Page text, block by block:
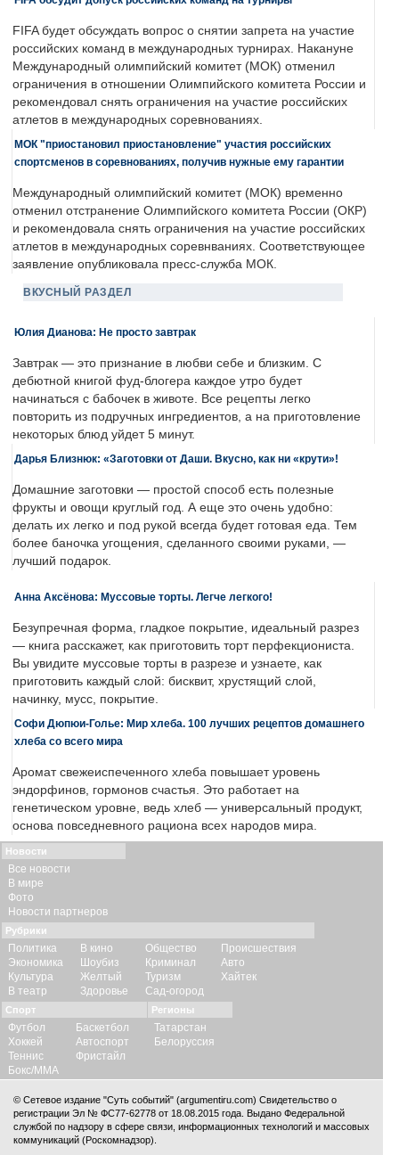
FIFA будет обсуждать вопрос о снятии запрета на участие
российских команд в международных турнирах. Накануне
Международный олимпийский комитет (МОК) отменил
ограничения в отношении Олимпийского комитета России и
рекомендовал снять ограничения на участие российских
атлетов в международных соревнованиях.
МОК "приостановил приостановление" участия российских
спортсменов в соревнованиях, получив нужные ему гарантии
Международный олимпийский комитет (МОК) временно
отменил отстранение Олимпийского комитета России (ОКР)
и рекомендовала снять ограничения на участие российских
атлетов в международных соревнваниях. Соответствующее
заявление опубликовала пресс-служба МОК.
ВКУСНЫЙ РАЗДЕЛ
Юлия Дианова: Не просто завтрак
Завтрак — это признание в любви себе и близким. С
дебютной книгой фуд-блогера каждое утро будет
начинаться с бабочек в животе. Все рецепты легко
повторить из подручных ингредиентов, а на приготовление
некоторых блюд уйдет 5 минут.
Дарья Близнюк: «Заготовки от Даши. Вкусно, как ни «крути»!
Домашние заготовки — простой способ есть полезные
фрукты и овощи круглый год. А еще это очень удобно:
делать их легко и под рукой всегда будет готовая еда. Тем
более баночка угощения, сделанного своими руками, —
лучший подарок.
Анна Аксёнова: Муссовые торты. Легче легкого!
Безупречная форма, гладкое покрытие, идеальный разрез
— книга расскажет, как приготовить торт перфекциониста.
Вы увидите муссовые торты в разрезе и узнаете, как
приготовить каждый слой: бисквит, хрустящий слой,
начинку, мусс, покрытие.
Софи Дюпюи-Голье: Мир хлеба. 100 лучших рецептов домашнего
хлеба со всего мира
Аромат свежеиспеченного хлеба повышает уровень
эндорфинов, гормонов счастья. Это работает на
генетическом уровне, ведь хлеб — универсальный продукт,
основа повседневного рациона всех народов мира.
Новости
Все новости
В мире
Фото
Новости партнеров
Рубрики
Политика
Экономика
Культура
В театр
В кино
Шоубиз
Желтый
Здоровье
Общество
Криминал
Туризм
Сад-огород
Происшествия
Авто
Хайтек
Спорт
Футбол
Хоккей
Теннис
Бокс/ММА
Баскетбол
Автоспорт
Фристайл
Регионы
Татарстан
Белоруссия
© Сетевое издание "Суть событий" (argumentiru.com) Свидетельство о
регистрации Эл № ФС77-62778 от 18.08.2015 года. Выдано Федеральной
службой по надзору в сфере связи, информационных технологий и массовых
коммуникаций (Роскомнадзор).